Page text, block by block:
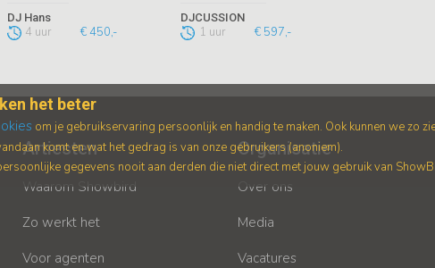
DJ Hans
4 uur € 450,-
DJCUSSION
1 uur € 597,-
Artiesten
Waarom Showbird
Zo werkt het
Voor agenten
Organisatie
Over ons
Media
Vacatures
het beter
om je gebruikservaring persoonlijk en handig te maken. Ook kunnen we zo
komt en wat het gedrag is van onze gebruikers (anoniem).
gegevens nooit aan derden die niet direct met jouw gebruik van